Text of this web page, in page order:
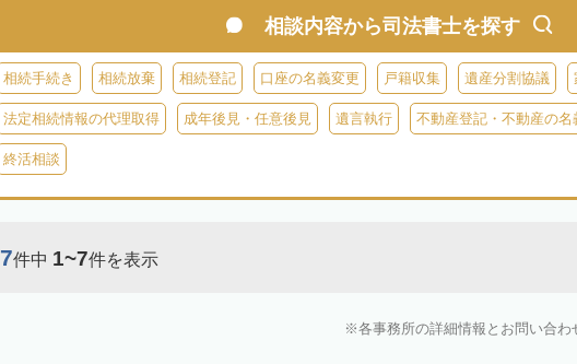
相談内容から司法書士を探す
相続手続き 相続放棄 相続登記 口座の名義変更 戸籍収集 遺産分割協議
法定相続情報の代理取得 成年後見・任意後見 遺言執行 不動産登記・不動産の名
終活相談
7件中 1~7件を表示
各事務所の詳細情報とお問い合